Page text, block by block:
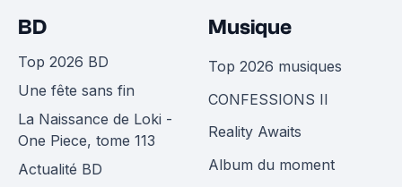
BD
Top 2026 BD
Une fête sans fin
La Naissance de Loki -
One Piece, tome 113
Actualité BD
Musique
Top 2026 musiques
CONFESSIONS II
Reality Awaits
Album du moment